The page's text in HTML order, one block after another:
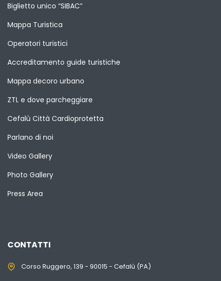
Biglietto unico “SIBAC”
Mappa Turistica
Operatori turistici
Accreditamento guide turistiche
Mappa decoro urbano
ZTL e dove parcheggiare
Cefalù Città Cardioprotetta
Parlano di noi
Video Gallery
Photo Gallery
Press Area
CONTATTI
Corso Ruggero, 139 - 90015 - Cefalù (PA)